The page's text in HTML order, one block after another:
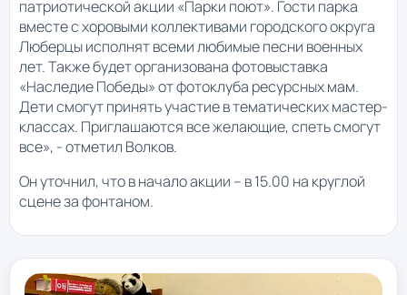
патриотической акции «Парки поют». Гости парка
вместе с хоровыми коллективами городского округа
Люберцы исполнят всеми любимые песни военных
лет. Также будет организована фотовыставка
«Наследие Победы» от фотоклуба ресурсных мам.
Дети смогут принять участие в тематических мастер-
классах. Приглашаются все желающие, спеть смогут
все», - отметил Волков.
Он уточнил, что в начало акции – в 15.00 на круглой
сцене за фонтаном.